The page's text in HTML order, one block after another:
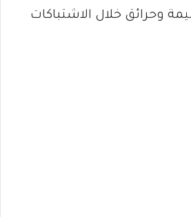
وحرائق خلال الاشتباكات